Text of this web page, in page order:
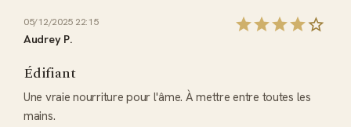
05/12/2025 22:15
Audrey P.
Édifiant
Une vraie nourriture pour l'âme. À mettre entre toutes les
mains.